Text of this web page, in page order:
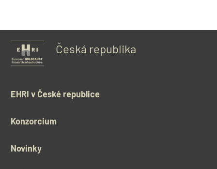
Česká republika
EHRI v České republice
Konzorcium
Novinky